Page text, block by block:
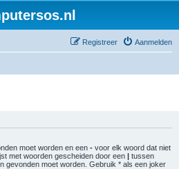
Aanmelden
Registreer
moet worden en een - voor elk woord dat niet
met woorden gescheiden door een | tussen
gevonden moet worden. Gebruik * als een joker